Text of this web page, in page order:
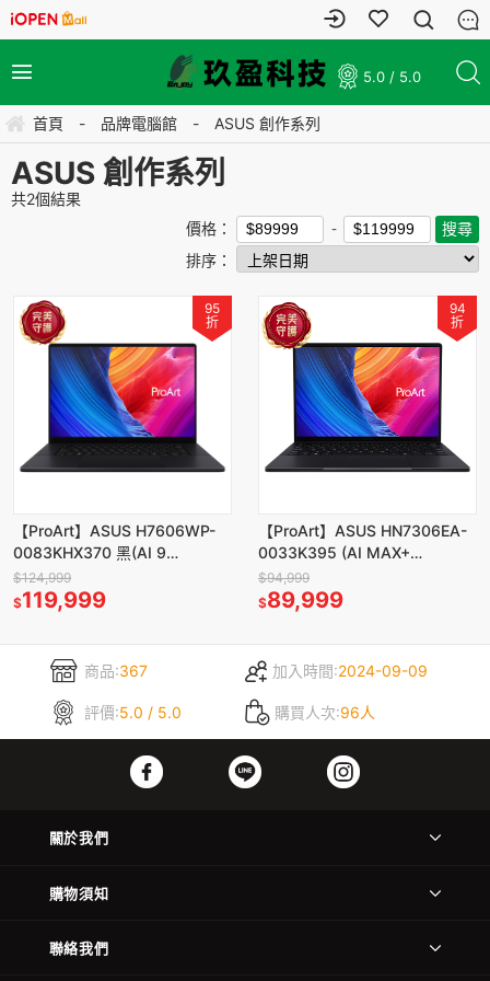
5.0 / 5.0
首頁 - 品牌電腦館 - ASUS 創作系列
ASUS 創作系列
共2個結果
價格：
排序：
95
折
【ProArt】ASUS H7606WP-
0083KHX370 黑(AI 9
HX370/16/64G/1T/5070)
$124,999
$119,999
94
折
【ProArt】ASUS HN7306EA-
0033K395 (AI MAX+
395/32G/1TB/W11)
$94,999
$89,999
商品:367 加入時間:2024-09-09
評價:5.0 / 5.0 購買人次:96人
關於我們
購物須知
聯絡我們